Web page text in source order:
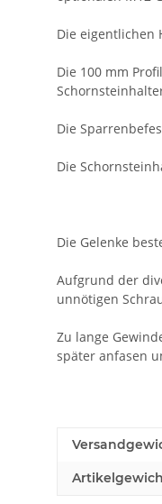
Die eigentlichen
Die 100 mm
Die
Die
Die Gelenke
Aufgrund der
unnötigen
Zu lange
später anfasen